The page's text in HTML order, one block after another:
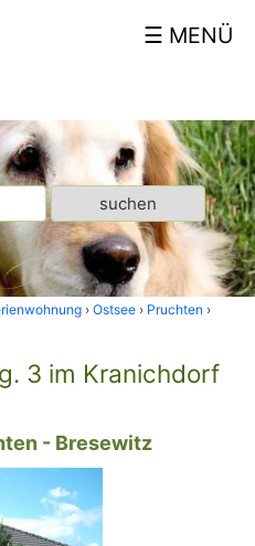
Ostsee
Pruchten
3 im Kranichdorf
- Bresewitz